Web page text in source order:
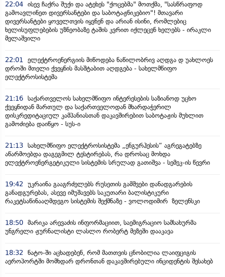
22:04 ისევ ჩაქრა შუქი და ატეხეს "ქოცებმა" მოთქმა, "სასწრაფოდ
გამოავლინეთ დივერსანტები და საბოტაჟნიკებიო"! მთავარი
დივერსანტები ყოველთვის იყვნენ და არიან ისინი, რომლებიც
ხელისუფლებების უზნეობაზე ტაშის კვრით იქლეცენ ხელებს - ირაკლი
მელაშვილი
22:01 ელექტროენერგიის მიწოდება ნაწილობრივ აღდგა დ უახლოეს
დროში მთელი ქვეყნის მასშტაბით აღდგება - სახელმწიფო
ელექტროსისტემა
21:16 საქართველოს სახელმწიფო ინტერესების საზიანოდ უცხო
ქვეყნიდან მართულ და საქართველოდან მხარდაჭერილ
დისკრედიტაციულ კამპანიასთან დაკავშირებით საბოტაჟის მუხლით
გამოძიება დაიწყო - სუს-ი
21:13 სახელმწიფო ელექტროსისტემა „ენგურჰესის“ აგრეგატებზე
აწარმოებდა დაგეგმილ ტესტირებას, რა დროსაც მოხდა
ელექტროენერგეტიკული სისტემის სრულად გათიშვა - სემეკ-ის წევრი
19:42 უკრაინა გააგრძელებს რუსეთის გამშვები დანადგარების
განადგურებას, ასევე იმუშავებს საკუთარი ბალისტიკური
რაკეტსაწინააღმდეგო სისტემის შექმნაზე - ვოლოდიმირ ზელენსკი
18:50 მარიკა არევაძის ინფორმაციით, საემიგრაციო სამსახურმა
უნგრელი ჟურნალისტი ლასლო რობერტ მეზეში დააკავა
18:32 ნატო-ში აცხადებენ, რომ მათთვის ცნობილია ლაიფციგის
აეროპორტში მომხდარ დრონთან დაკავშირებული ინციდენტის შესახებ